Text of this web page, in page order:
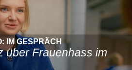
IM GESPRÄCH
über Frauenhass im